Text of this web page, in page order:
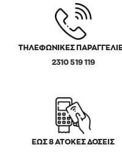
ΤΗΛΕΦΩΝΙΚΕΣ
2310 519 119
ΕΩΣ 8 ΑΤΟΚΕΣ ΔΟΣΕΙΣ